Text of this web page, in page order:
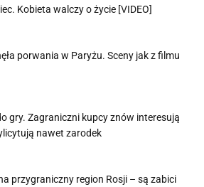
Kobieta walczy o życie [VIDEO]
porwania w Paryżu. Sceny jak z filmu
gry. Zagraniczni kupcy znów interesują
nawet zarodek
przygraniczny region Rosji – są zabici